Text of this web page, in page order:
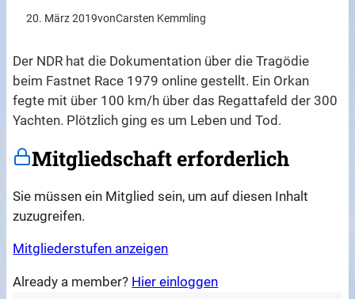
20. März 2019vonCarsten Kemmling
Der NDR hat die Dokumentation über die Tragödie
beim Fastnet Race 1979 online gestellt. Ein Orkan
fegte mit über 100 km/h über das Regattafeld der 300
Yachten. Plötzlich ging es um Leben und Tod.
Mitgliedschaft erforderlich
Sie müssen ein Mitglied sein, um auf diesen Inhalt
zuzugreifen.
Mitgliederstufen anzeigen
Already a member? Hier einloggen